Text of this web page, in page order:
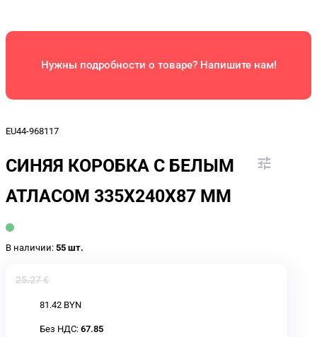
Нужны подробности о товаре? Напишите нам!
EU44-968117
СИНЯЯ КОРОБКА С БЕЛЫМ
АТЛАСОМ 335X240X87 ММ
В наличии: 55 шт.
81.42 BYN
Без НДС: 67.85
25.27 €